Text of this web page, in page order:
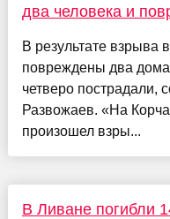
два человека и
В результате взрыва
повреждены два
четверо пострадали,
Развожаев. «На
произошел взры...
В Ливане погибли